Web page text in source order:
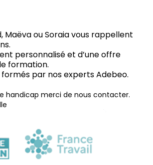
Maëva ou Soraia vous rappellent
personnalisé et d’une offre
formation.
par nos experts Adebeo.
handicap merci de nous contacter.